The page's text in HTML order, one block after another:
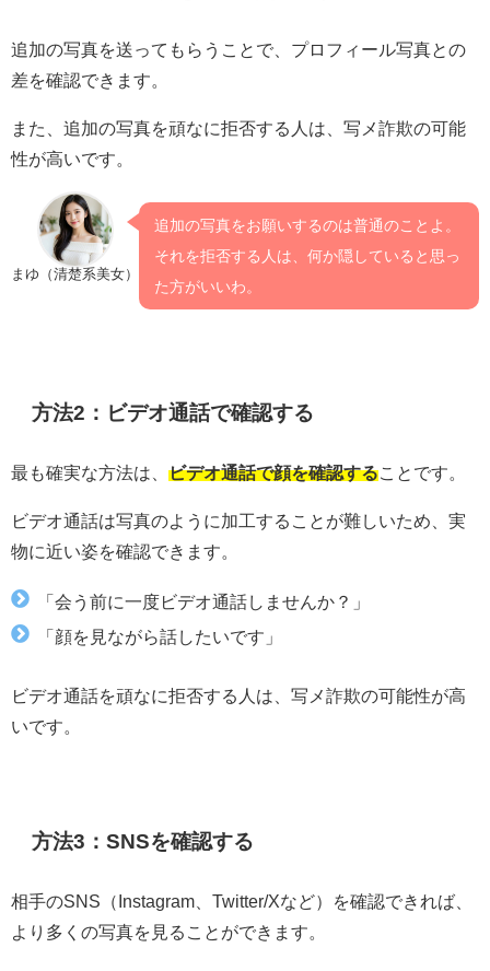
追加の写真を送ってもらうことで、プロフィール写真との
差を確認できます。
また、追加の写真を頑なに拒否する人は、写メ詐欺の可能
性が高いです。
まゆ（清楚系美女）
追加の写真をお願いするのは普通のことよ。
それを拒否する人は、何か隠していると思っ
た方がいいわ。
方法2：ビデオ通話で確認する
最も確実な方法は、 ビデオ通話で顔を確認する ことです。
ビデオ通話は写真のように加工することが難しいため、実
物に近い姿を確認できます。
「会う前に一度ビデオ通話しませんか？」
「顔を見ながら話したいです」
ビデオ通話を頑なに拒否する人は、写メ詐欺の可能性が高
いです。
方法3：SNSを確認する
相手のSNS（Instagram、Twitter/Xなど）を確認できれば、
より多くの写真を見ることができます。